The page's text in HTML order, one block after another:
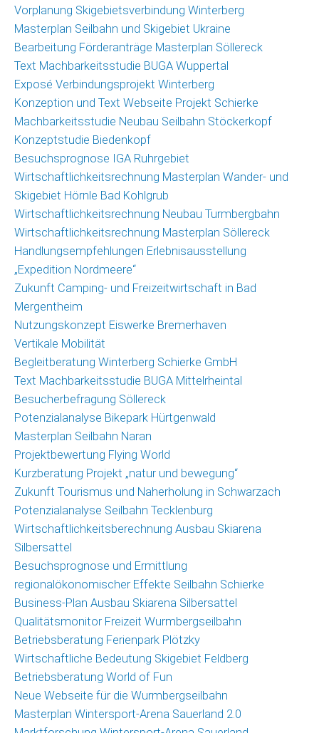
Vorplanung Skigebietsverbindung Winterberg
Masterplan Seilbahn und Skigebiet Ukraine
Bearbeitung Förderanträge Masterplan Söllereck
Text Machbarkeitsstudie BUGA Wuppertal
Exposé Verbindungsprojekt Winterberg
Konzeption und Text Webseite Projekt Schierke
Machbarkeitsstudie Neubau Seilbahn Stöckerkopf
Konzeptstudie Biedenkopf
Besuchsprognose IGA Ruhrgebiet
Wirtschaftlichkeitsrechnung Masterplan Wander- und
Skigebiet Hörnle Bad Kohlgrub
Wirtschaftlichkeitsrechnung Neubau Turmbergbahn
Wirtschaftlichkeitsrechnung Masterplan Söllereck
Handlungsempfehlungen Erlebnisausstellung
„Expedition Nordmeere“
Zukunft Camping- und Freizeitwirtschaft in Bad
Mergentheim
Nutzungskonzept Eiswerke Bremerhaven
Vertikale Mobilität
Begleitberatung Winterberg Schierke GmbH
Text Machbarkeitsstudie BUGA Mittelrheintal
Besucherbefragung Söllereck
Potenzialanalyse Bikepark Hürtgenwald
Masterplan Seilbahn Naran
Projektbewertung Flying World
Kurzberatung Projekt „natur und bewegung“
Zukunft Tourismus und Naherholung in Schwarzach
Potenzialanalyse Seilbahn Tecklenburg
Wirtschaftlichkeitsberechnung Ausbau Skiarena
Silbersattel
Besuchsprognose und Ermittlung
regionalökonomischer Effekte Seilbahn Schierke
Business-Plan Ausbau Skiarena Silbersattel
Qualitätsmonitor Freizeit Wurmbergseilbahn
Betriebsberatung Ferienpark Plötzky
Wirtschaftliche Bedeutung Skigebiet Feldberg
Betriebsberatung World of Fun
Neue Webseite für die Wurmbergseilbahn
Masterplan Wintersport-Arena Sauerland 2.0